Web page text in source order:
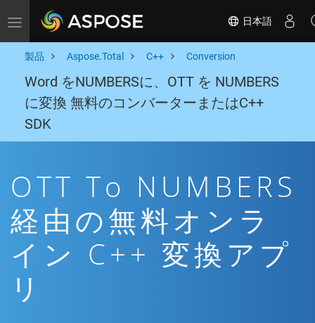
Toggle navigation 日本語
製品 Aspose.Total C++ Conversion
Word をNUMBERSに、OTT を NUMBERS
に変換 無料のコンバーターまたはC++
SDK
OTT To NUMBERS
経由の無料オンラ
イン C++ 変換アプ
リ